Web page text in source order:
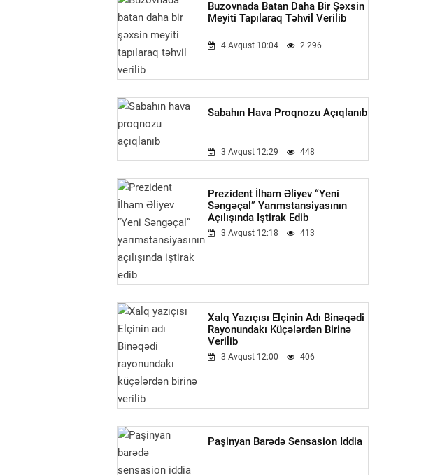
Buzovnada Batan Daha Bir Şəxsin
Meyiti Tapılaraq Təhvil Verilib
4 Avqust 10:04 2 296
Sabahın Hava Proqnozu Açıqlanıb
3 Avqust 12:29 448
Prezident İlham Əliyev “Yeni
Səngəçal” Yarımstansiyasının
Açılışında Iştirak Edib
3 Avqust 12:18 413
Xalq Yazıçısı Elçinin Adı Binəqədi
Rayonundakı Küçələrdən Birinə
Verilib
3 Avqust 12:00 406
Paşinyan Barədə Sensasion Iddia